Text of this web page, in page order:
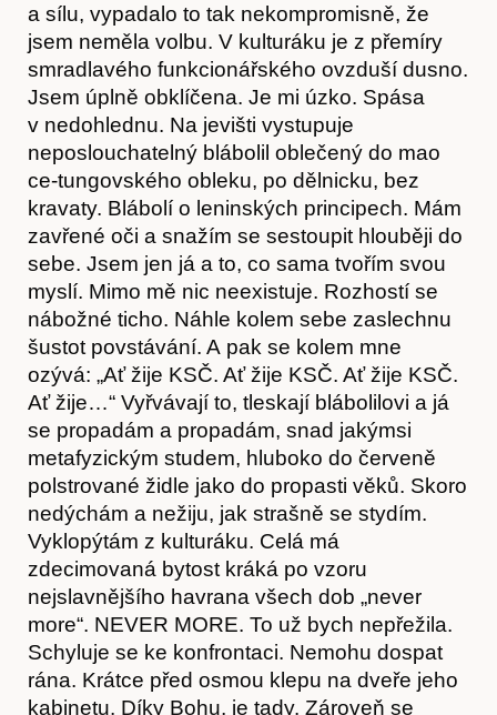
Předplatné